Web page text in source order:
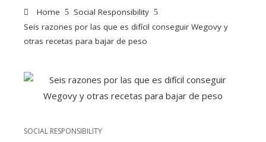
Home
Social Responsibility
Seis razones por las que es difícil conseguir Wegovy y
otras recetas para bajar de peso
SOCIAL RESPONSIBILITY